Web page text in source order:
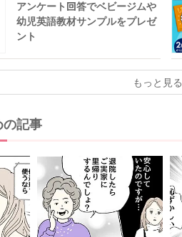
アンケート回答でベビージムや
幼児英語教材サンプルをプレゼ
ント
もっと見る
の記事